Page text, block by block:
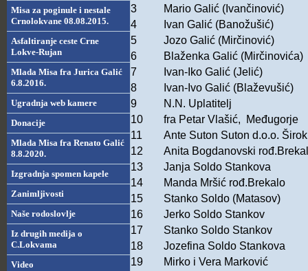
Misa za poginule i nestale
Crnolokvane 08.08.2015.
Asfaltiranje ceste Crne
Lokve-Rujan
Mlada Misa fra Jurica Galić
6.8.2016.
Ugradnja web kamere
Donacije
Mlada Misa fra Renato Galić
8.8.2020.
Izgradnja spomen kapele
Zanimljivosti
Naše rodoslovlje
Iz drugih medija o
C.Lokvama
Video
3
Mario Galić (Ivančinović)
4
Ivan Galić (Banožušić)
5
Jozo Galić (Mirčinović)
6
Blaženka Galić (Mirčinovića)
7
Ivan-Iko Galić (Jelić)
8
Ivan-Ivo Galić (Blaževušić)
9
N.N. Uplatitelj
10
fra Petar Vlašić, Međugorje
11
Ante Suton Suton d.o.o.
12
Anita Bogdanovski
13
Janja Soldo Stankova
14
Manda Mršić rođ.Brekalo
15
Stanko Soldo (Matasov)
16
Jerko Soldo Stankov
17
Stanko Soldo Stankov
18
Jozefina Soldo Stankova
19
Mirko i Vera Marković